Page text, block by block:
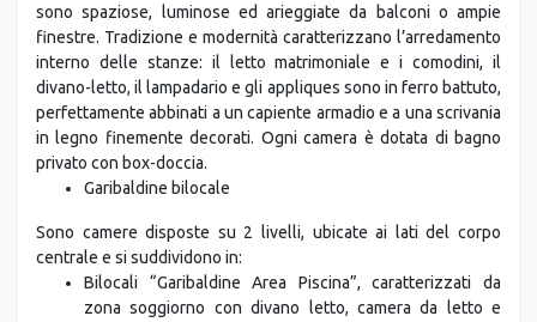
sono spaziose, luminose ed arieggiate da balconi o ampie
finestre. Tradizione e modernità caratterizzano l’arredamento
interno delle stanze: il letto matrimoniale e i comodini, il
divano-letto, il lampadario e gli appliques sono in ferro battuto,
perfettamente abbinati a un capiente armadio e a una scrivania
in legno finemente decorati. Ogni camera è dotata di bagno
privato con box-doccia.
Garibaldine bilocale
Sono camere disposte su 2 livelli, ubicate ai lati del corpo
centrale e si suddividono in:
Bilocali “Garibaldine Area Piscina”, caratterizzati da
zona soggiorno con divano letto, camera da letto e